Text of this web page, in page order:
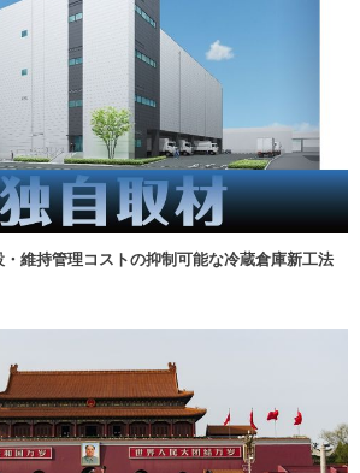
・維持管理コストの抑制可能な冷蔵倉庫新工法